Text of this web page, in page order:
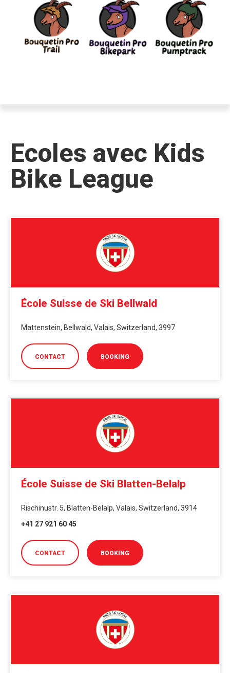
Ecoles avec Kids
Bike League
École Suisse de Ski Bellwald
Mattenstein, Bellwald, Valais, Switzerland, 3997
CONTACT BOOKING
École Suisse de Ski Blatten-Belalp
Rischinustr. 5, Blatten-Belalp, Valais, Switzerland, 3914
+41 27 921 60 45
CONTACT BOOKING